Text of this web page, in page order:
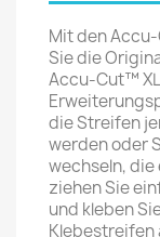
Mit den
Sie die
Accu-Cut™
die Streifen
werden oder
wechseln,
ziehen Sie
und kleben
Klebestreifen